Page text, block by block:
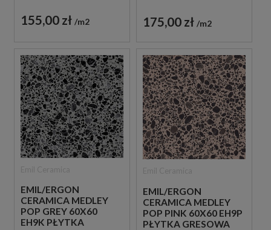
155,00 zł m2 175,00 zł m2
EMIL/ERGON
CERAMICA MEDLEY
POP GREY 60X60
EH9K PŁYTKA
EMIL/ERGON
CERAMICA MEDLEY
POP PINK 60X60 EH9P
PŁYTKA GRESOWA